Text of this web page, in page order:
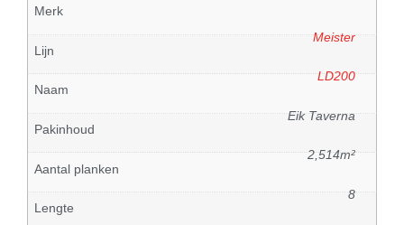
Merk
Meister
Lijn
LD200
Naam
Eik Taverna
Pakinhoud
2,514m²
Aantal planken
8
Lengte